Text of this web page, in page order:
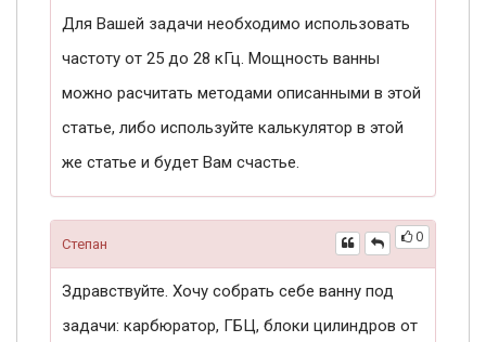
Для Вашей задачи необходимо использовать
частоту от 25 до 28 кГц. Мощность ванны
можно расчитать методами описанными в этой
статье, либо используйте калькулятор в этой
же статье и будет Вам счастье.
0
Степан
Здравствуйте. Хочу собрать себе ванну под
задачи: карбюратор, ГБЦ, блоки цилиндров от